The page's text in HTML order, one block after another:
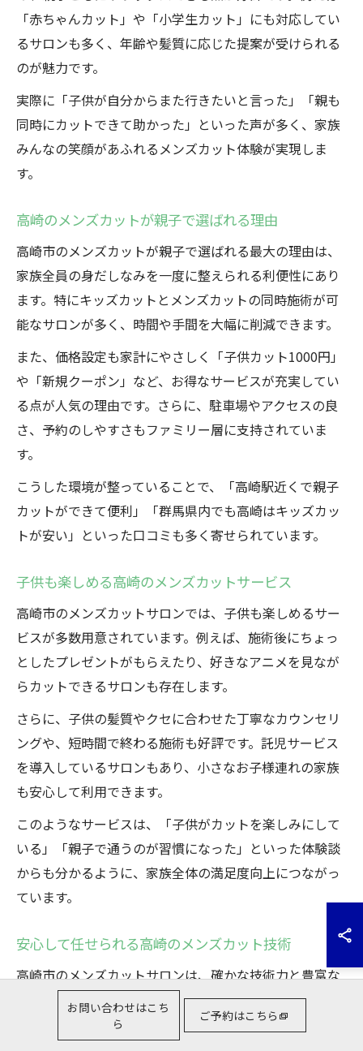
「赤ちゃんカット」や「小学生カット」にも対応してい
るサロンも多く、年齢や髪質に応じた提案が受けられる
のが魅力です。
実際に「子供が自分からまた行きたいと言った」「親も
同時にカットできて助かった」といった声が多く、家族
みんなの笑顔があふれるメンズカット体験が実現しま
す。
高崎のメンズカットが親子で選ばれる理由
高崎市のメンズカットが親子で選ばれる最大の理由は、
家族全員の身だしなみを一度に整えられる利便性にあり
ます。特にキッズカットとメンズカットの同時施術が可
能なサロンが多く、時間や手間を大幅に削減できます。
また、価格設定も家計にやさしく「子供カット1000円」
や「新規クーポン」など、お得なサービスが充実してい
る点が人気の理由です。さらに、駐車場やアクセスの良
さ、予約のしやすさもファミリー層に支持されていま
す。
こうした環境が整っていることで、「高崎駅近くで親子
カットができて便利」「群馬県内でも高崎はキッズカッ
トが安い」といった口コミも多く寄せられています。
子供も楽しめる高崎のメンズカットサービス
高崎市のメンズカットサロンでは、子供も楽しめるサー
ビスが多数用意されています。例えば、施術後にちょっ
としたプレゼントがもらえたり、好きなアニメを見なが
らカットできるサロンも存在します。
さらに、子供の髪質やクセに合わせた丁寧なカウンセリ
ングや、短時間で終わる施術も好評です。託児サービス
を導入しているサロンもあり、小さなお子様連れの家族
も安心して利用できます。
このようなサービスは、「子供がカットを楽しみにして
いる」「親子で通うのが習慣になった」といった体験談
からも分かるように、家族全体の満足度向上につながっ
ています。
安心して任せられる高崎のメンズカット技術
高崎市のメンズカットサロンは、確かな技術力と豊富な
経験を持つスタイリストが揃っている点が信頼されてい
ます。特に、子供の髪質や成長に合わせたカットや、忙
お問い合わせはこち
ら
ご予約はこちら